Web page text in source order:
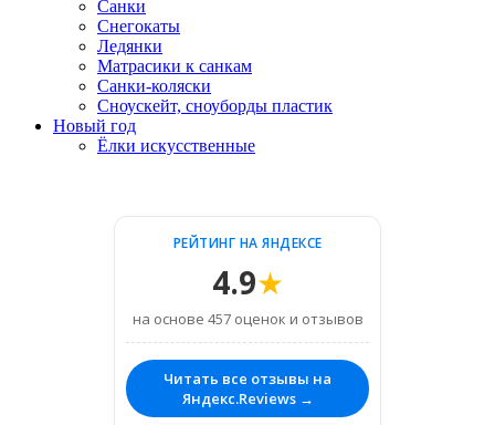
Санки
Снегокаты
Ледянки
Матрасики к санкам
Санки-коляски
Сноускейт, сноуборды пластик
Новый год
Ёлки искусственные
РЕЙТИНГ НА ЯНДЕКСЕ
4.9★
на основе 457 оценок и отзывов
Читать все отзывы на
Яндекс.Reviews →